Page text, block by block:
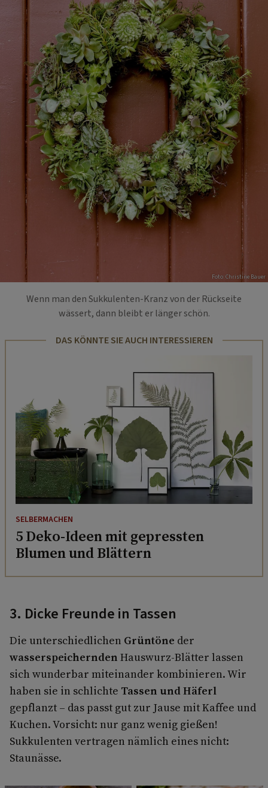
Foto: Christine Bauer
Wenn man den Sukkulenten-Kranz von der Rückseite
wässert, dann bleibt er länger schön.
DAS KÖNNTE SIE AUCH INTERESSIEREN
SELBERMACHEN
5 Deko-Ideen mit gepressten
Blumen und Blättern
3. Dicke Freunde in Tassen
Die unterschiedlichen Grüntöne der
wasserspeichernden Hauswurz-Blätter lassen
sich wunderbar miteinander kombinieren. Wir
haben sie in schlichte Tassen und Häferl
gepflanzt – das passt gut zur Jause mit Kaffee und
Kuchen. Vorsicht: nur ganz wenig gießen!
Sukkulenten vertragen nämlich eines nicht:
Staunässe.